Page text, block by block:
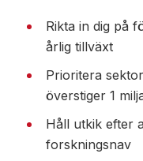
Rikta in dig på
årlig tillväxt
Prioritera
överstiger 1
Håll utkik efter
forskningsnav